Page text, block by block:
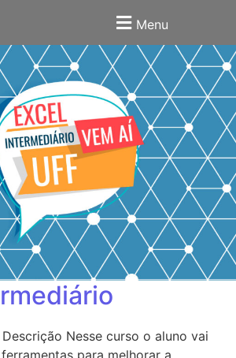
Menu
Nesse curso o aluno vai
para melhorar a